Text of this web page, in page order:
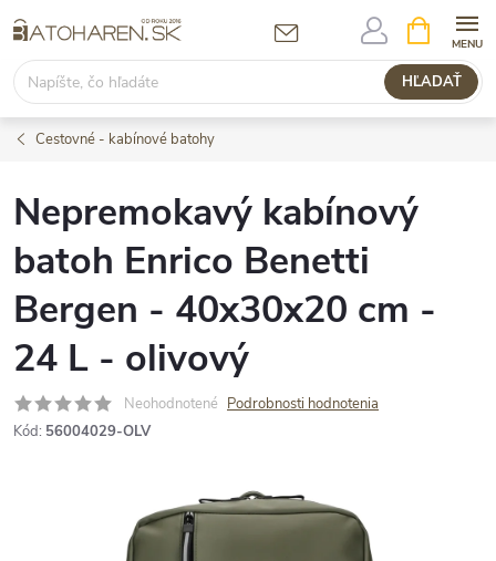
na
obsah
HĽADAŤ
KOŠÍK
Cestovné - kabínové batohy
Nepremokavý kabínový
batoh Enrico Benetti
Bergen - 40x30x20 cm -
24 L - olivový
Neohodnotené Podrobnosti hodnotenia
Kód: 56004029-OLV